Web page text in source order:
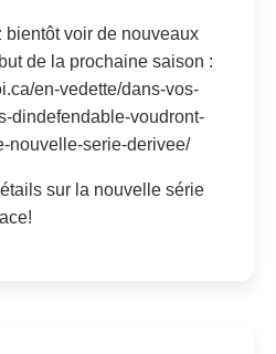
bientôt voir de nouveaux
de la prochaine saison :
en-vedette/dans-vos-
dindefendable-voudront-
nouvelle-serie-derivee/
sur la nouvelle série